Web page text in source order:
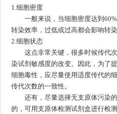
1.细胞密度
一般来说，当细胞密度达到60%
转染效率，过低或过高都会影响转染
2.细胞状态
这点非常关键，很多时候传代次
染试剂敏感度的改变。因此，为了
细胞毒性，应尽量使用适度传代的
传代次数的一致性。
还有，尽量选择无支原体污染的
的，可用支原体检测试剂盒进行检